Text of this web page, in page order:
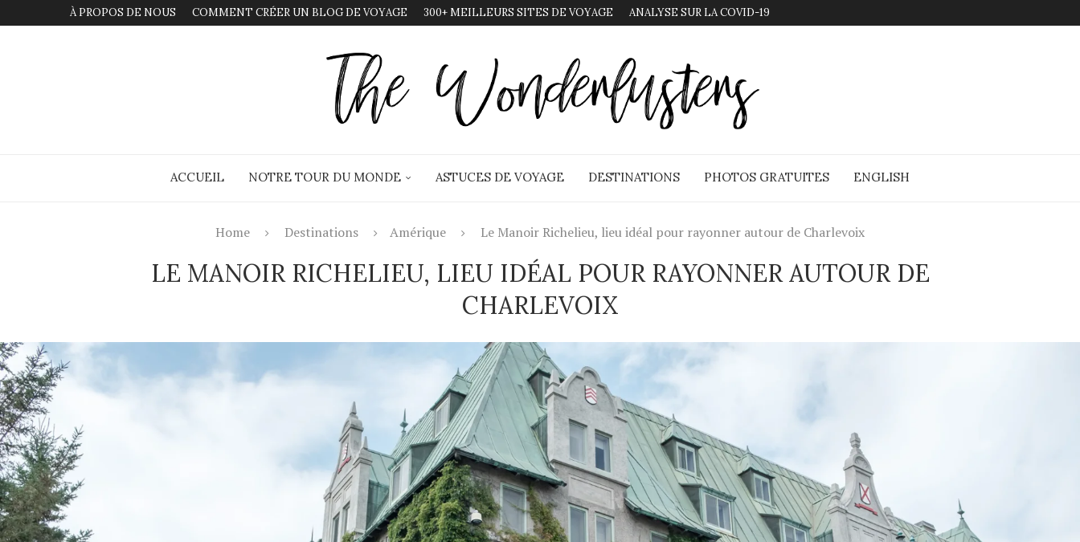
À PROPOS DE NOUS COMMENT CRÉER UN BLOG DE VOYAGE 300+ MEILLEURS SITES DE VOYAGE ANALYSE SUR LA COVID-19
ACCUEIL NOTRE TOUR DU MONDE ASTUCES DE VOYAGE DESTINATIONS PHOTOS GRATUITES ENGLISH
Home Destinations Amérique Le Manoir Richelieu, lieu idéal pour rayonner autour de Charlevoix
LE MANOIR RICHELIEU, LIEU IDÉAL POUR RAYONNER AUTOUR DE
CHARLEVOIX